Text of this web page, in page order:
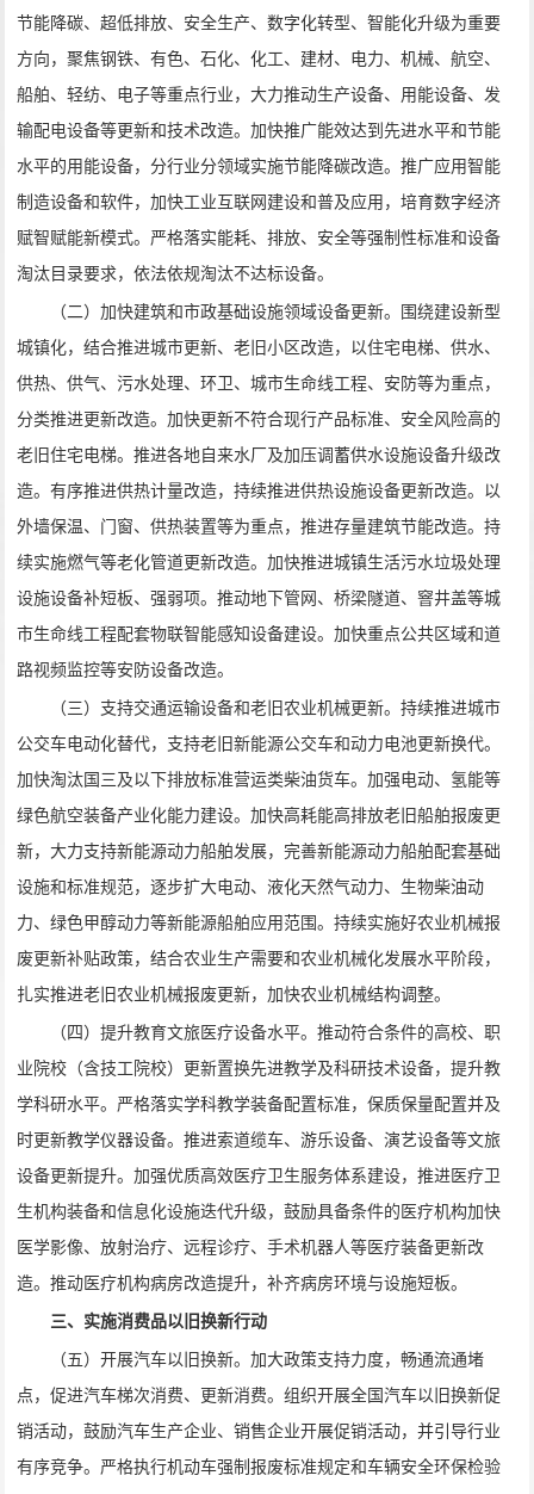
节能降碳、超低排放、安全生产、数字化转型、智能化升级为重要
方向，聚焦钢铁、有色、石化、化工、建材、电力、机械、航空、
船舶、轻纺、电子等重点行业，大力推动生产设备、用能设备、发
输配电设备等更新和技术改造。加快推广能效达到先进水平和节能
水平的用能设备，分行业分领域实施节能降碳改造。推广应用智能
制造设备和软件，加快工业互联网建设和普及应用，培育数字经济
赋智赋能新模式。严格落实能耗、排放、安全等强制性标准和设备
淘汰目录要求，依法依规淘汰不达标设备。
（二）加快建筑和市政基础设施领域设备更新。围绕建设新型
城镇化，结合推进城市更新、老旧小区改造，以住宅电梯、供水、
供热、供气、污水处理、环卫、城市生命线工程、安防等为重点，
分类推进更新改造。加快更新不符合现行产品标准、安全风险高的
老旧住宅电梯。推进各地自来水厂及加压调蓄供水设施设备升级改
造。有序推进供热计量改造，持续推进供热设施设备更新改造。以
外墙保温、门窗、供热装置等为重点，推进存量建筑节能改造。持
续实施燃气等老化管道更新改造。加快推进城镇生活污水垃圾处理
设施设备补短板、强弱项。推动地下管网、桥梁隧道、窨井盖等城
市生命线工程配套物联智能感知设备建设。加快重点公共区域和道
路视频监控等安防设备改造。
（三）支持交通运输设备和老旧农业机械更新。持续推进城市
公交车电动化替代，支持老旧新能源公交车和动力电池更新换代。
加快淘汰国三及以下排放标准营运类柴油货车。加强电动、氢能等
绿色航空装备产业化能力建设。加快高耗能高排放老旧船舶报废更
新，大力支持新能源动力船舶发展，完善新能源动力船舶配套基础
设施和标准规范，逐步扩大电动、液化天然气动力、生物柴油动
力、绿色甲醇动力等新能源船舶应用范围。持续实施好农业机械报
废更新补贴政策，结合农业生产需要和农业机械化发展水平阶段，
扎实推进老旧农业机械报废更新，加快农业机械结构调整。
（四）提升教育文旅医疗设备水平。推动符合条件的高校、职
业院校（含技工院校）更新置换先进教学及科研技术设备，提升教
学科研水平。严格落实学科教学装备配置标准，保质保量配置并及
时更新教学仪器设备。推进索道缆车、游乐设备、演艺设备等文旅
设备更新提升。加强优质高效医疗卫生服务体系建设，推进医疗卫
生机构装备和信息化设施迭代升级，鼓励具备条件的医疗机构加快
医学影像、放射治疗、远程诊疗、手术机器人等医疗装备更新改
造。推动医疗机构病房改造提升，补齐病房环境与设施短板。
三、实施消费品以旧换新行动
（五）开展汽车以旧换新。加大政策支持力度，畅通流通堵
点，促进汽车梯次消费、更新消费。组织开展全国汽车以旧换新促
销活动，鼓励汽车生产企业、销售企业开展促销活动，并引导行业
有序竞争。严格执行机动车强制报废标准规定和车辆安全环保检验